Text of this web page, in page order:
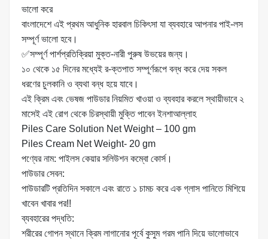
ভালো করে
বাংলাদেশে এই প্রথম আধুনিক হারবাল চিকিৎসা যা ব্যবহারে আপনার পাই-লস
সম্পূর্ণ ভালো হবে।
✅সম্পূর্ণ পার্শপ্রতিক্রিয়া মুক্ত-নারী পুরুষ উভয়ের জন্য।
১০ থেকে ১৫ দিনের মধ্যেই র-ক্তপাত সম্পূর্ণরূপে বন্ধ করে দেয় সকল
ধরণের চুলকানি ও ব্যথা বন্ধ হয়ে যাবে।
এই ক্রিম এবং ভেষজ পাউডার নিয়মিত খাওয়া ও ব্যবহার করলে স্থায়ীভাবে ২
মাসেই এই রোগ থেকে চিরস্থায়ী মুক্তি পাবেন ইনশাআল্লাহ
Piles Care Solution Net Weight – 100 gm
Piles Cream Net Weight- 20 gm
পণ্যের নাম: পাইলস কেয়ার সলিউশন কম্বো কোর্স।
পাউডার সেবন:
পাউডারটি প্রতিদিন সকালে এবং রাতে ১ চামচ করে এক গ্লাস পানিতে মিশিয়ে
খাবেন খাবার পর!!
ব্যবহারের পদ্ধতি:
শরীরের গোপন স্থানে ক্রিম লাগানোর পূর্বে কুসুম গরম পানি দিয়ে ভালোভাবে